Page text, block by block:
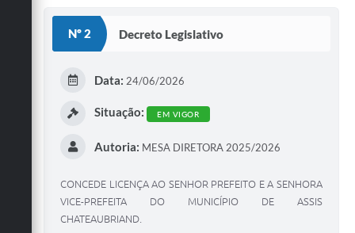
Nº 2 Decreto Legislativo
Data: 24/06/2026
Situação: EM VIGOR
Autoria: MESA DIRETORA 2025/2026
CONCEDE LICENÇA AO SENHOR PREFEITO E A SENHORA
VICE-PREFEITA DO MUNICÍPIO DE ASSIS
CHATEAUBRIAND.